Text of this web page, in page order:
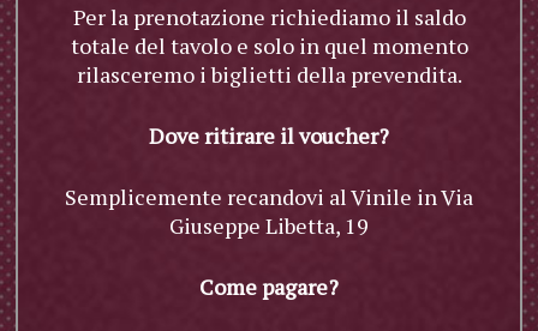
Per la prenotazione richiediamo il saldo
totale del tavolo e solo in quel momento
rilasceremo i biglietti della prevendita.
Dove ritirare il voucher?
Semplicemente recandovi al Vinile in Via
Giuseppe Libetta, 19
Come pagare?